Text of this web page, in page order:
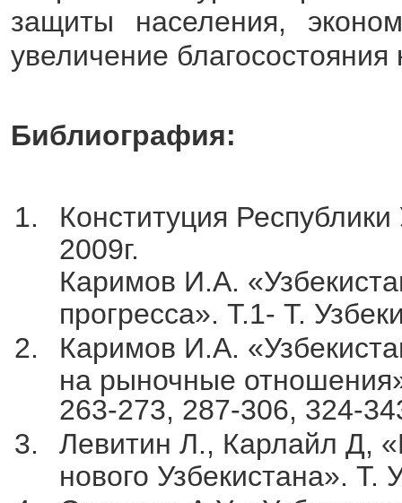
защиты населения,
увеличение
Библиография:
Конституция
2009г.
Каримов И.А.
прогресса». Т.1- Т.
Каримов И.А.
на рыночные
263-273, 287-306, 324-
Левитин Л., Карлайл Д,
нового Узбекистана». Т.